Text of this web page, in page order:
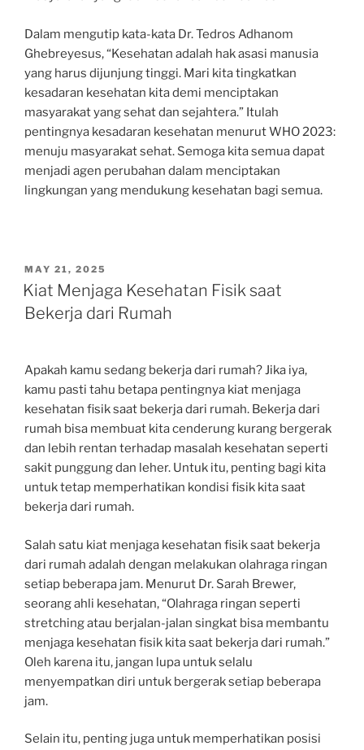
Dalam mengutip kata-kata Dr. Tedros Adhanom
Ghebreyesus, “Kesehatan adalah hak asasi manusia
yang harus dijunjung tinggi. Mari kita tingkatkan
kesadaran kesehatan kita demi menciptakan
masyarakat yang sehat dan sejahtera.” Itulah
pentingnya kesadaran kesehatan menurut WHO 2023:
menuju masyarakat sehat. Semoga kita semua dapat
menjadi agen perubahan dalam menciptakan
lingkungan yang mendukung kesehatan bagi semua.
POSTED
ON
MAY 21, 2025
Kiat Menjaga Kesehatan Fisik saat
Bekerja dari Rumah
Apakah kamu sedang bekerja dari rumah? Jika iya,
kamu pasti tahu betapa pentingnya kiat menjaga
kesehatan fisik saat bekerja dari rumah. Bekerja dari
rumah bisa membuat kita cenderung kurang bergerak
dan lebih rentan terhadap masalah kesehatan seperti
sakit punggung dan leher. Untuk itu, penting bagi kita
untuk tetap memperhatikan kondisi fisik kita saat
bekerja dari rumah.
Salah satu kiat menjaga kesehatan fisik saat bekerja
dari rumah adalah dengan melakukan olahraga ringan
setiap beberapa jam. Menurut Dr. Sarah Brewer,
seorang ahli kesehatan, “Olahraga ringan seperti
stretching atau berjalan-jalan singkat bisa membantu
menjaga kesehatan fisik kita saat bekerja dari rumah.”
Oleh karena itu, jangan lupa untuk selalu
menyempatkan diri untuk bergerak setiap beberapa
jam.
Selain itu, penting juga untuk memperhatikan posisi